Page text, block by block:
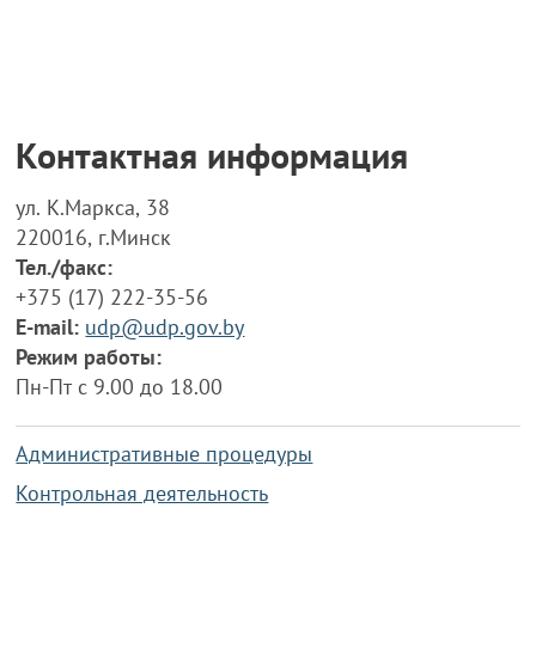
Контактная информация
ул. К.Маркса, 38
220016, г.Минск
Тел./факс:
+375 (17) 222-35-56
E-mail: udp@udp.gov.by
Режим работы:
Пн-Пт с 9.00 до 18.00
Административные процедуры
Контрольная деятельность